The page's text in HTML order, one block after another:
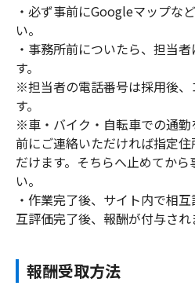
・必ず事前にGoogleマップな
い。
・事務所前についたら、担当
す。
※担当者の電話番号は採用後、
す。
※車・バイク・自転車での通
前にご連絡いただければ指定
だけます。そちらへ止めてか
い。
・作業完了後、サイト内で相
互評価完了後、報酬が付与され
報酬受取方法